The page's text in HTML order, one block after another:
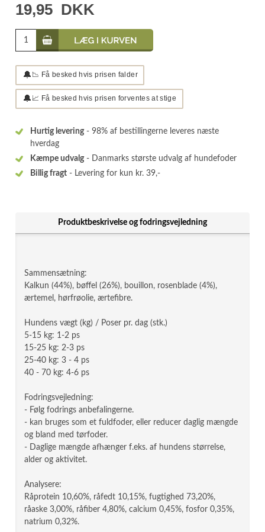
19,95 DKK
🔔📉 Få besked hvis prisen falder
🔔📈 Få besked hvis prisen forventes at stige
Hurtig levering- 98% af bestillingerne leveres næste
hverdag
Kæmpe udvalg- Danmarks største udvalg af hundefoder
Billig fragt - Levering for kun kr. 39,-
Produktbeskrivelse og fodringsvejledning
Sammensætning:
Kalkun (44%), bøffel (26%), bouillon, rosenblade (4%),
ærtemel, hørfrøolie, ærtefibre.
Hundens vægt (kg) / Poser pr. dag (stk.)
5-15 kg: 1-2 ps
15-25 kg: 2-3 ps
25-40 kg: 3 - 4 ps
40 - 70 kg: 4-6 ps
Fodringsvejledning:
- Følg fodrings anbefalingerne.
- kan bruges som et fuldfoder, eller reducer daglig mængde
og bland med tørfoder.
- Daglige mængde afhænger f.eks. af hundens størrelse,
alder og aktivitet.
Analysere:
Råprotein 10,60%, råfedt 10,15%, fugtighed 73,20%,
råaske 3,00%, råfiber 4,80%, calcium 0,45%, fosfor 0,35%,
natrium 0,32%.